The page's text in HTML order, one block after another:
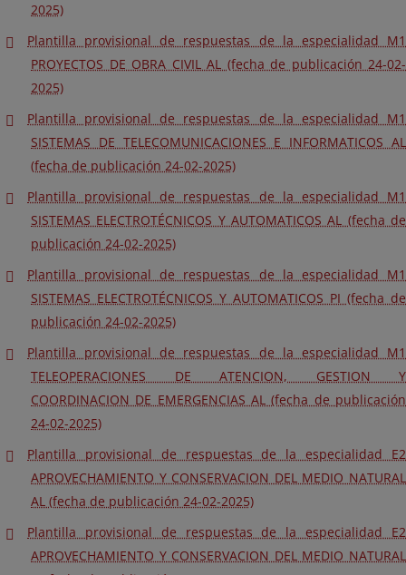
2025)
Plantilla provisional de respuestas de la especialidad M1
PROYECTOS DE OBRA CIVIL AL (fecha de publicación 24-02-
2025)
Plantilla provisional de respuestas de la especialidad M1
SISTEMAS DE TELECOMUNICACIONES E INFORMATICOS AL
(fecha de publicación 24-02-2025)
Plantilla provisional de respuestas de la especialidad M1
SISTEMAS ELECTROTÉCNICOS Y AUTOMATICOS AL (fecha de
publicación 24-02-2025)
Plantilla provisional de respuestas de la especialidad M1
SISTEMAS ELECTROTÉCNICOS Y AUTOMATICOS PI (fecha de
publicación 24-02-2025)
Plantilla provisional de respuestas de la especialidad M1
TELEOPERACIONES DE ATENCION, GESTION Y
COORDINACION DE EMERGENCIAS AL (fecha de publicación
24-02-2025)
Plantilla provisional de respuestas de la especialidad E2
APROVECHAMIENTO Y CONSERVACION DEL MEDIO NATURAL
AL (fecha de publicación 24-02-2025)
Plantilla provisional de respuestas de la especialidad E2
APROVECHAMIENTO Y CONSERVACION DEL MEDIO NATURAL